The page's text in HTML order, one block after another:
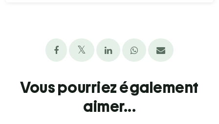
Vous pourriez également
aimer...